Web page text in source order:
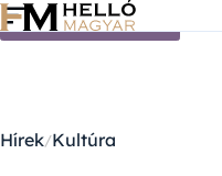
Ugrás a tartalomra
Hírek Kultúra